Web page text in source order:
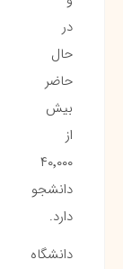
در
حال
حاضر
بیش
از
۴۰٬۰۰۰
دانشجو
دارد.
دانشگاه